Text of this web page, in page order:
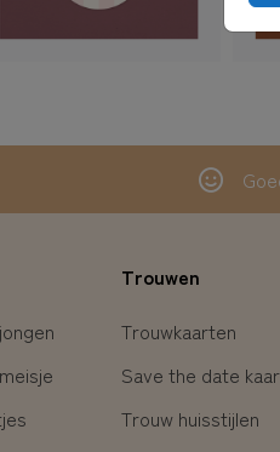
Trouwen
Trouwkaarten
Save the date
Trouw huisstijlen